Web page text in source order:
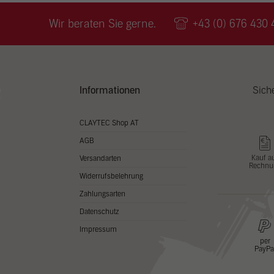
Wir beraten Sie gerne. +43 (0) 676 430
Informationen
CLAYTEC Shop AT
AGB
Versandarten
Widerrufsbelehrung
Zahlungsarten
Datenschutz
Impressum
Kauf
per
PayPal
zu